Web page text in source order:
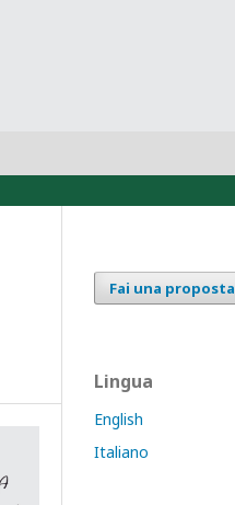
Fai una proposta
Lingua
English
Italiano